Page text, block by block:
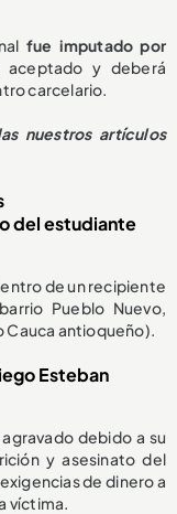
fue imputado por
y deberá
carcelario.
nuestros artículos
del estudiante
de un recipiente
Pueblo Nuevo,
Cauca antioqueño).
Esteban
debido a su
y asesinato del
de dinero a
víctima.